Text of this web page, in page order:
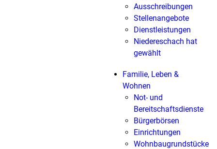
Ausschreibungen
Stellenangebote
Dienstleistungen
Niedereschach hat
gewählt
Familie, Leben &
Wohnen
Not- und
Bereitschaftsdienste
Bürgerbörsen
Einrichtungen
Wohnbaugrundstücke